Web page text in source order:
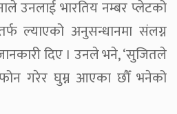
उनलाई भारतिय नम्बर प्लेटको
ल्याएको अनुसन्धानमा संलग्न
दिए । उनले भने, ‘सुजितले
फोन गरेर घुम्न आएका छौँ भनेको